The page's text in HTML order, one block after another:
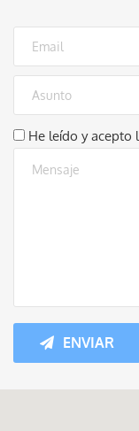
He leído y acepto
ENVIAR